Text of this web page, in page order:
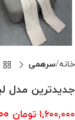
خانه سرهمی
جدیدترین مدل
۱,۶۰۰,۰۰۰ تومان